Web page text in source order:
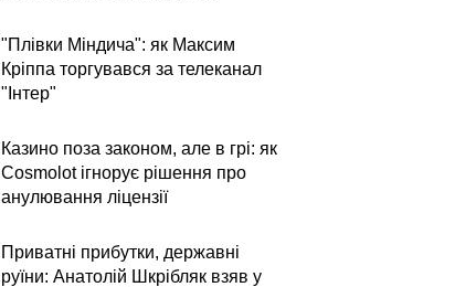
"Плівки Міндича": як Максим
Кріппа торгувався за телеканал
"Інтер"
Казино поза законом, але в грі: як
Cosmolot ігнорує рішення про
анулювання ліцензії
Приватні прибутки, державні
руїни: Анатолій Шкрібляк взяв у